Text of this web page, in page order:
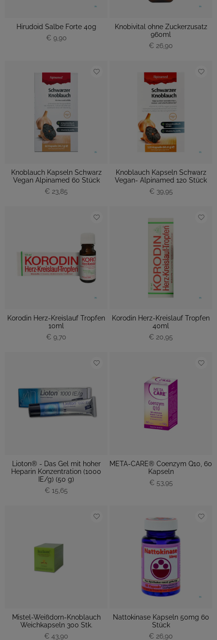
Hirudoid Salbe Forte 40g
€ 9,90
Knobivital ohne Zuckerzusatz
960ml
€ 26,90
Knoblauch Kapseln Schwarz
Vegan Alpinamed 60 Stück
€ 23,85
Knoblauch Kapseln Schwarz
Vegan- Alpinamed 120 Stück
€ 39,95
Korodin Herz-Kreislauf Tropfen
10ml
€ 9,70
Korodin Herz-Kreislauf Tropfen
40ml
€ 20,95
Lioton® - Das Gel mit hoher
Heparin Konzentration (1000
IE/g) (50 g)
€ 15,65
META-CARE® Coenzym Q10, 60
Kapseln
€ 53,95
Mistel-Weißdorn-Knoblauch
Weichkapseln 300 Stk.
€ 43,90
Nattokinase Kapseln 50mg 60
Stück
€ 26,90